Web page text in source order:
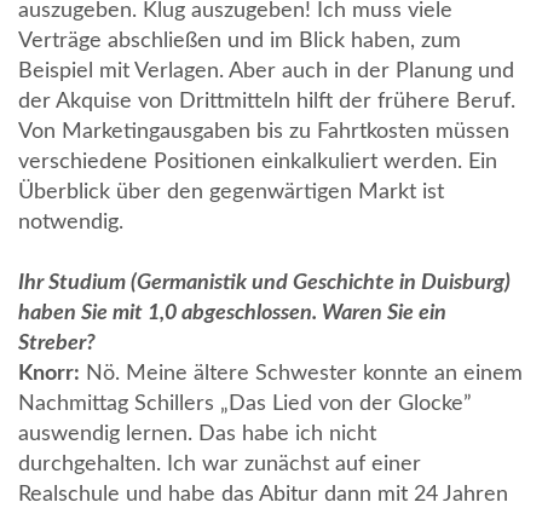
auszugeben. Klug auszugeben! Ich muss viele
Verträge abschließen und im Blick haben, zum
Beispiel mit Verlagen. Aber auch in der Planung und
der Akquise von Drittmitteln hilft der frühere Beruf.
Von Marketingausgaben bis zu Fahrtkosten müssen
verschiedene Positionen einkalkuliert werden. Ein
Überblick über den gegenwärtigen Markt ist
notwendig.
Ihr Studium (Germanistik und Geschichte in Duisburg)
haben Sie mit 1,0 abgeschlossen. Waren Sie ein
Streber?
Knorr: Nö. Meine ältere Schwester konnte an einem
Nachmittag Schillers „Das Lied von der Glocke”
auswendig lernen. Das habe ich nicht
durchgehalten. Ich war zunächst auf einer
Realschule und habe das Abitur dann mit 24 Jahren